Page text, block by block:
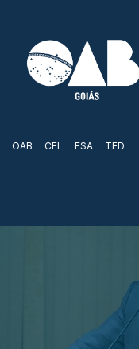
OAB CEL ESA TED